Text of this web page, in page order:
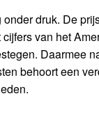
druk. De
van het
Daarmee
behoort een